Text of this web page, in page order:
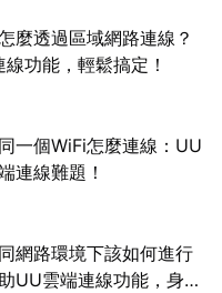
麼透過區域網路連線？
功能，輕鬆搞定！
一個WiFi怎麼連線：UU
連線難題！
網路環境下該如何進行
UU雲端連線功能，身處